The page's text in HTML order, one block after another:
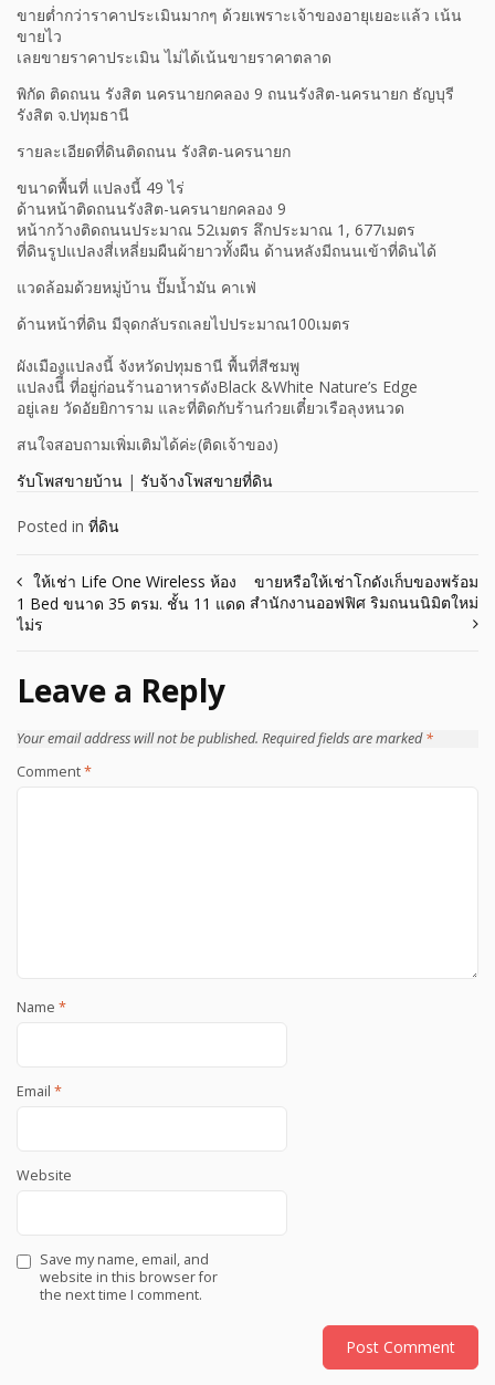
ขายต่ำกว่าราคาประเมินมากๆ ด้วยเพราะเจ้าของอายุเยอะแล้ว เน้น
ขายไว
เลยขายราคาประเมิน ไม่ได้เน้นขายราคาตลาด
พิกัด ติดถนน รังสิต นครนายกคลอง 9 ถนนรังสิต-นครนายก ธัญบุรี
รังสิต จ.ปทุมธานี
รายละเอียดที่ดินติดถนน รังสิต-นครนายก
ขนาดพื้นที่ แปลงนี้ 49 ไร่
ด้านหน้าติดถนนรังสิต-นครนายกคลอง 9​
หน้ากว้างติดถนนประมาณ​ 52เมตร​ ลึกประมาณ ​1, 677เมตร
ที่ดิน​รูปแปลงสี่เหลี่ยมผืนผ้ายาวทั้งผืน ด้านหลังมีถนนเข้าที่ดินได้
แวดล้อมด้วยหมู่บ้าน ปั๊มน้ำมัน คาเฟ่
ด้านหน้าที่ดิน​ มีจุดกลับรถเลยไปประมาณ100เมตร
ผังเมืองแปลงนี้ จังหวัดปทุมธานี พื้นที่สีชมพู
แปลงนีี้ ที่อยู่ก่อนร้านอาหารดังBlack &​White Nature’s Edge
อยู่เลย วัดอัยยิการาม และที่ติดกับร้านก๋วยเตี๋ยวเรือลุงหนวด
สนใจสอบถามเพิ่มเติมได้ค่ะ(ติดเจ้าของ)
รับโพสขายบ้าน | รับจ้างโพสขายที่ดิน
Posted in ที่ดิน
Post
navigation
ให้เช่า Life One Wireless ห้อง
1 Bed ขนาด 35 ตรม. ชั้น 11 แดด
ไม่ร
ขายหรือให้เช่าโกดังเก็บของพร้อม
สำนักงานออฟฟิศ ริมถนนนิมิตใหม่
Leave a Reply
Your email address will not be published. Required fields are marked*
Comment*
Name *
Email *
Website
Save my name, email, and
website in this browser for
the next time I comment.